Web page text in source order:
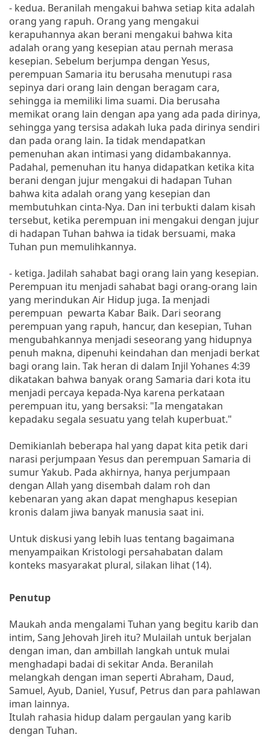
- kedua. Beranilah mengakui bahwa setiap kita adalah
orang yang rapuh. Orang yang mengakui
kerapuhannya akan berani mengakui bahwa kita
adalah orang yang kesepian atau pernah merasa
kesepian. Sebelum berjumpa dengan Yesus,
perempuan Samaria itu berusaha menutupi rasa
sepinya dari orang lain dengan beragam cara,
sehingga ia memiliki lima suami. Dia berusaha
memikat orang lain dengan apa yang ada pada dirinya,
sehingga yang tersisa adakah luka pada dirinya sendiri
dan pada orang lain. Ia tidak mendapatkan
pemenuhan akan intimasi yang didambakannya.
Padahal, pemenuhan itu hanya didapatkan ketika kita
berani dengan jujur mengakui di hadapan Tuhan
bahwa kita adalah orang yang kesepian dan
membutuhkan cinta-Nya. Dan ini terbukti dalam kisah
tersebut, ketika perempuan ini mengakui dengan jujur
di hadapan Tuhan bahwa ia tidak bersuami, maka
Tuhan pun memulihkannya.
- ketiga. Jadilah sahabat bagi orang lain yang kesepian.
Perempuan itu menjadi sahabat bagi orang-orang lain
yang merindukan Air Hidup juga. Ia menjadi
perempuan pewarta Kabar Baik. Dari seorang
perempuan yang rapuh, hancur, dan kesepian, Tuhan
mengubahkannya menjadi seseorang yang hidupnya
penuh makna, dipenuhi keindahan dan menjadi berkat
bagi orang lain. Tak heran di dalam Injil Yohanes 4:39
dikatakan bahwa banyak orang Samaria dari kota itu
menjadi percaya kepada-Nya karena perkataan
perempuan itu, yang bersaksi: "Ia mengatakan
kepadaku segala sesuatu yang telah kuperbuat."
Demikianlah beberapa hal yang dapat kita petik dari
narasi perjumpaan Yesus dan perempuan Samaria di
sumur Yakub. Pada akhirnya, hanya perjumpaan
dengan Allah yang disembah dalam roh dan
kebenaran yang akan dapat menghapus kesepian
kronis dalam jiwa banyak manusia saat ini.
Untuk diskusi yang lebih luas tentang bagaimana
menyampaikan Kristologi persahabatan dalam
konteks masyarakat plural, silakan lihat (14).
Penutup
Maukah anda mengalami Tuhan yang begitu karib dan
intim, Sang Jehovah Jireh itu? Mulailah untuk berjalan
dengan iman, dan ambillah langkah untuk mulai
menghadapi badai di sekitar Anda. Beranilah
melangkah dengan iman seperti Abraham, Daud,
Samuel, Ayub, Daniel, Yusuf, Petrus dan para pahlawan
iman lainnya.
Itulah rahasia hidup dalam pergaulan yang karib
dengan Tuhan.